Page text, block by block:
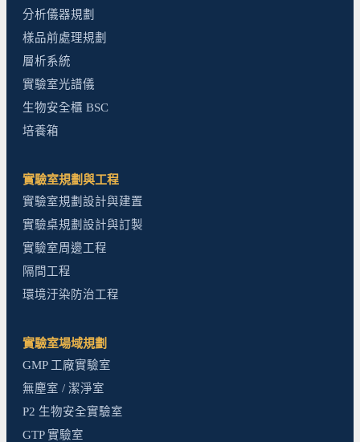
分析儀器規劃
樣品前處理規劃
層析系統
實驗室光譜儀
生物安全櫃 BSC
培養箱
實驗室規劃與工程
實驗室規劃設計與建置
實驗桌規劃設計與訂製
實驗室周邊工程
隔間工程
環境汙染防治工程
實驗室場域規劃
GMP 工廠實驗室
無塵室 / 潔淨室
P2 生物安全實驗室
GTP 實驗室